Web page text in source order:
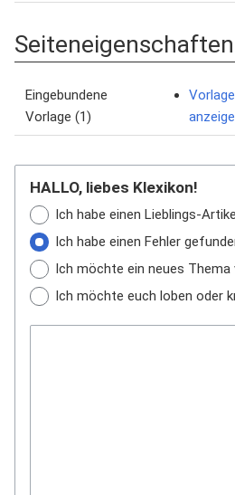
Seiteneigenschaften
Eingebundene
Vorlage (1)
HALLO, liebes Klexikon!
Ich habe einen Lieblings-
Ich habe einen Fehler
Ich möchte ein neues Thema
Ich möchte euch loben oder